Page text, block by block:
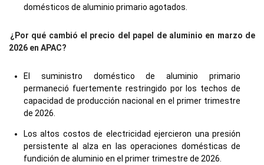
domésticos de aluminio primario agotados.
¿Por qué cambió el precio del papel de aluminio en marzo de
2026 en APAC?
El suministro doméstico de aluminio primario
permaneció fuertemente restringido por los techos de
capacidad de producción nacional en el primer trimestre
de 2026.
Los altos costos de electricidad ejercieron una presión
persistente al alza en las operaciones domésticas de
fundición de aluminio en el primer trimestre de 2026.